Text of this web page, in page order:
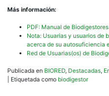
Más información:
PDF: Manual de Biodigestores
Nota: Usuarias y usuarios de
acerca de su autosuficiencia
Red de Usuarias(os) de
Publicada en BIORED, Destacadas,
Etiquetada como biodigestor